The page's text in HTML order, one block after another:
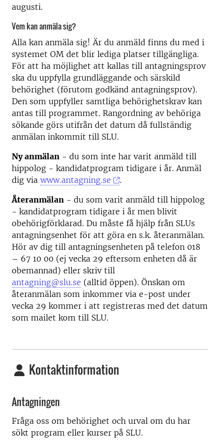
augusti.
Vem kan anmäla sig?
Alla kan anmäla sig! Är du anmäld finns du med i
systemet OM det blir lediga platser tillgängliga.
För att ha möjlighet att kallas till antagningsprov
ska du uppfylla grundläggande och särskild
behörighet (förutom godkänd antagningsprov).
Den som uppfyller samtliga behörighetskrav kan
antas till programmet. Rangordning av behöriga
sökande görs utifrån det datum då fullständig
anmälan inkommit till SLU.
Ny anmälan - du som inte har varit anmäld till
hippolog - kandidatprogram tidigare i år.Anmäl
dig via www.antagning.se
.
Återanmälan - du som varit anmäld till hippolog
- kandidatprogram tidigare i år men blivit
obehörigförklarad. Du måste få hjälp från SLUs
antagningsenhet för att göra en s.k. återanmälan.
Hör av dig till antagningsenheten på telefon 018
– 67 10 00 (ej vecka 29 eftersom enheten då är
obemannad) eller skriv till
antagning@slu.se (alltid öppen). Önskan om
återanmälan som inkommer via e-post under
vecka 29 kommer i att registreras med det datum
som mailet kom till SLU.
Kontaktinformation
Antagningen
Fråga oss om behörighet och urval om du har
sökt program eller kurser på SLU.